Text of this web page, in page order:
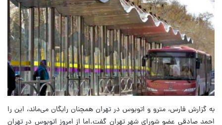
به گزارش فارس، مترو و اتوبوس در تهران همچنان رایگان می‌ماند، این را
احمد صادقی عضو شورای شهر تهران گفت.اما از امروز اتوبوس در تهران